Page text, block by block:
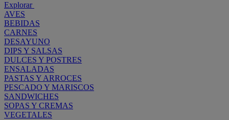
Explorar
AVES
BEBIDAS
CARNES
DESAYUNO
DIPS Y SALSAS
DULCES Y POSTRES
ENSALADAS
PASTAS Y ARROCES
PESCADO Y MARISCOS
SANDWICHES
SOPAS Y CREMAS
VEGETALES